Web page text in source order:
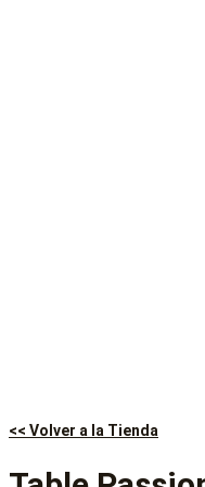
<< Volver a la Tienda